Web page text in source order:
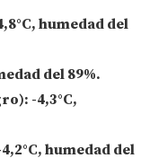
humedad del
del 89%.
-4,3°C,
humedad del